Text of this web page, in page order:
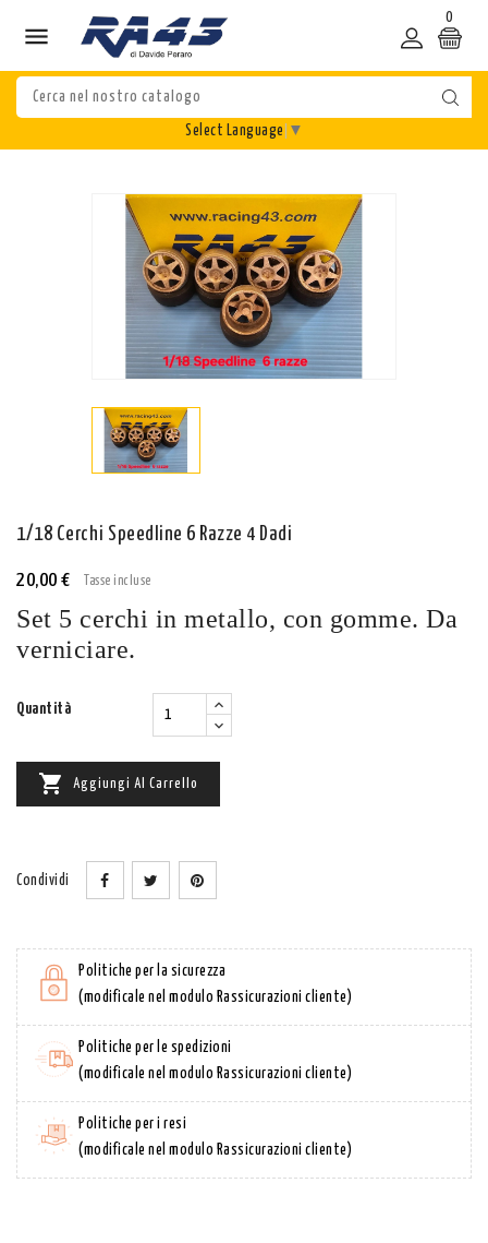

0
Select Language ▼
1/18 Cerchi Speedline 6 Razze 4 Dadi
20,00 € Tasse incluse
Set 5 cerchi in metallo, con gomme. Da
verniciare.
Quantità
 Aggiungi Al Carrello
Condividi
Politiche per la sicurezza
(modificale nel modulo Rassicurazioni cliente)
Politiche per le spedizioni
(modificale nel modulo Rassicurazioni cliente)
Politiche per i resi
(modificale nel modulo Rassicurazioni cliente)